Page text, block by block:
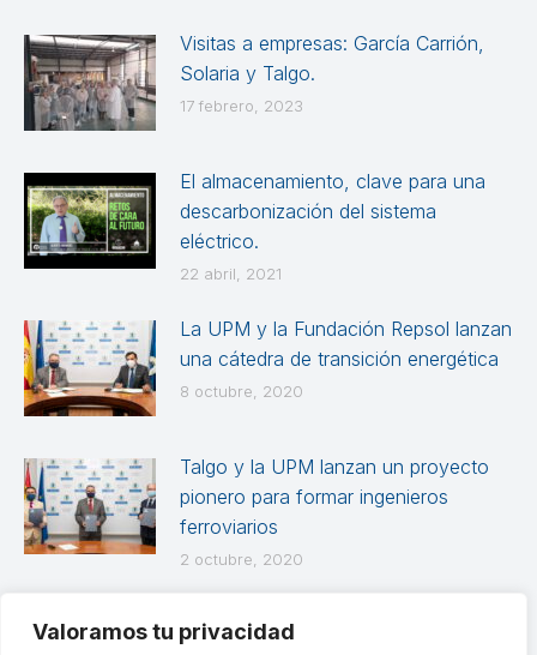
Valoramos tu privacidad
Visitas a empresas: García Carrión,
Solaria y Talgo.
17 febrero, 2023
El almacenamiento, clave para una
descarbonización del sistema
eléctrico.
22 abril, 2021
La UPM y la Fundación Repsol lanzan
una cátedra de transición energética
8 octubre, 2020
Talgo y la UPM lanzan un proyecto
pionero para formar ingenieros
ferroviarios
2 octubre, 2020